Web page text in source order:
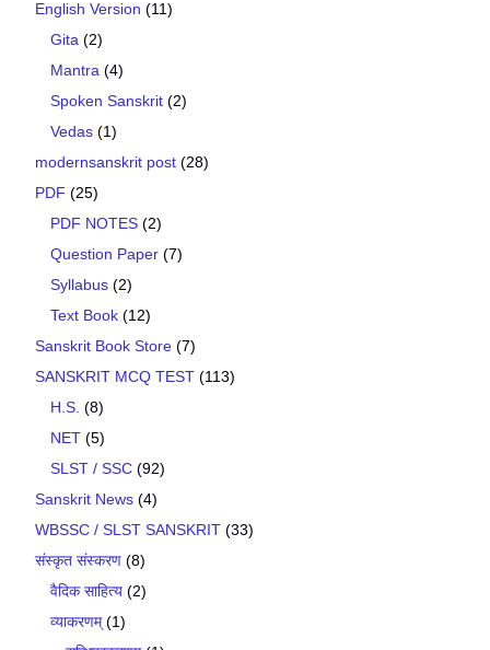
English Version (11)
Gita (2)
Mantra (4)
Spoken Sanskrit (2)
Vedas (1)
modernsanskrit post (28)
PDF (25)
PDF NOTES (2)
Question Paper (7)
Syllabus (2)
Text Book (12)
Sanskrit Book Store (7)
SANSKRIT MCQ TEST (113)
H.S. (8)
NET (5)
SLST / SSC (92)
Sanskrit News (4)
WBSSC / SLST SANSKRIT (33)
संस्कृत संस्करण (8)
वैदिक साहित्य (2)
व्याकरणम्(1)